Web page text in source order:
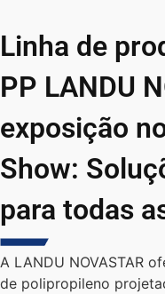
Linha de
PP LANDU
exposição
Show:
para todas
A LANDU NOVASTAR
de polipropileno